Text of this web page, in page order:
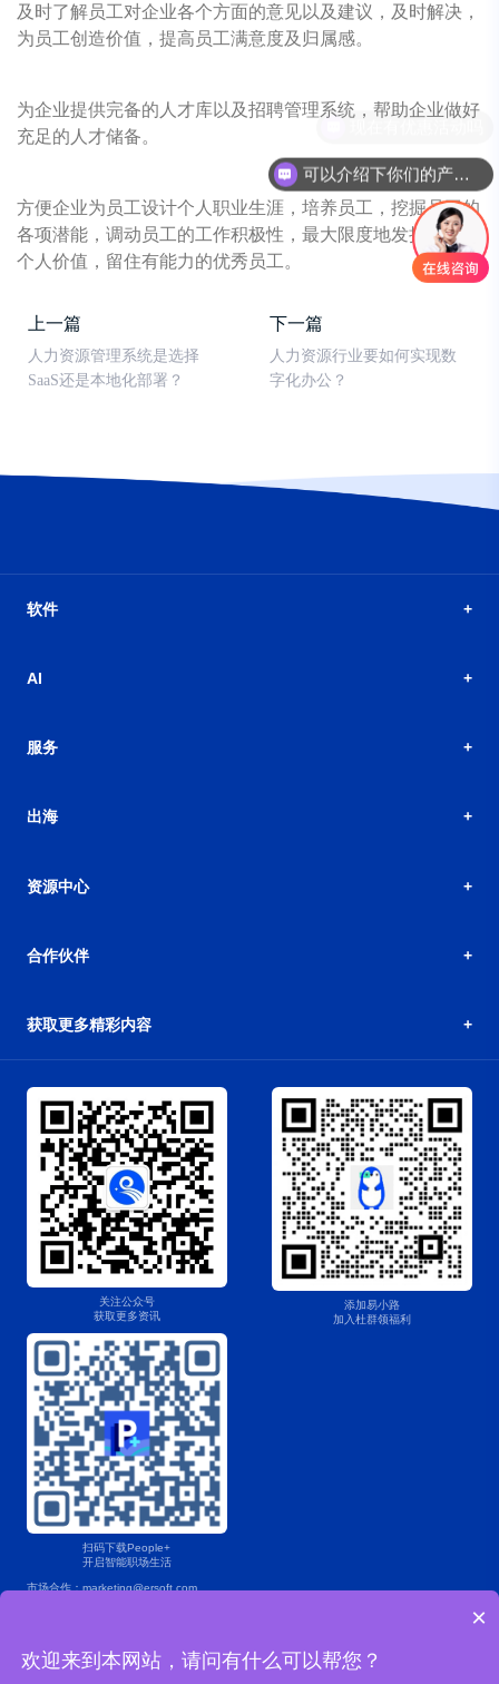
及时了解员工对企业各个方面的意见以及建议，及时解决，
为员工创造价值，提高员工满意度及归属感。
为企业提供完备的人才库以及招聘管理系统，帮助企业做好
充足的人才储备。
方便企业为员工设计个人职业生涯，培养员工，挖掘员工的
各项潜能，调动员工的工作积极性，最大限度地发挥员工的
个人价值，留住有能力的优秀员工。
上一篇
人力资源管理系统是选择
SaaS还是本地化部署？
下一篇
人力资源行业要如何实现数
字化办公？
软件
AI
服务
出海
资源中心
合作伙伴
获取更多精彩内容
关注公众号
获取更多资讯
添加易小路
加入杜群领福利
扫码下载People+
开启智能职场生活
市场合作：marketing@ersoft.com
可以介绍下你们的产品么
现在有优惠活动吗
×
欢迎来到本网站，请问有什么可以帮您？